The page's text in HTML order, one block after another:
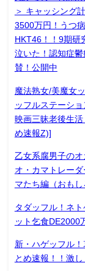
＞ キャッシング
3500万円！うつ
HKT46！！9期研
泣いた！認知症
賛！公開中
魔法熟女/美魔女
ッフルステーシ
映画三昧老後生
め速報Z)]
乙女系腐男子の
オ・カマトレー
マたち編（おもし
タダッフル！ネ
ット乞食DE2000
新・ハゲッフル
とめ速報！！激